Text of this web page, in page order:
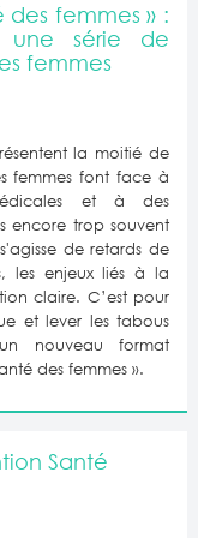
des femmes » :
une série de
femmes
la moitié de
femmes font face à
et à des
encore trop souvent
de retards de
les enjeux liés à la
claire. C’est pour
et lever les tabous
nouveau format
des femmes ».
Santé